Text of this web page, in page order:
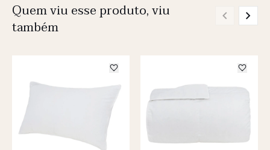
Quem viu esse produto, viu
também